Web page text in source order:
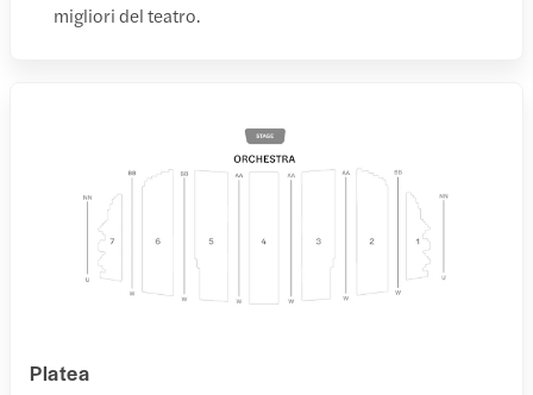
migliori del teatro.
Platea